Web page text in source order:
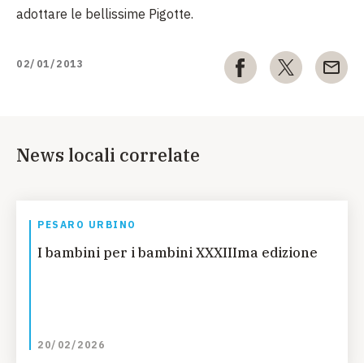
adottare le bellissime Pigotte.
02/01/2013
News locali correlate
PESARO URBINO
I bambini per i bambini XXXIIIma edizione
20/02/2026